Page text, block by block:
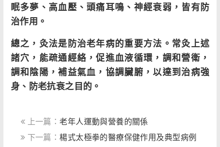
眠多夢、高血壓、頭痛耳鳴、神經衰弱，皆有防
治作用。
總之，灸法是防治老年病的重要方法。常灸上述
諸穴，能疏通經絡，促進血液循環，調和營衛，
調和陰陽，補益氣血，協調臟腑，以達到治病強
身、防老抗衰之目的。
上一篇：老年人運動與營養的關係
下一篇：楊式太極拳的醫療保健作用及典型病例